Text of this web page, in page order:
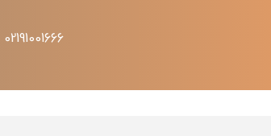
02191001666